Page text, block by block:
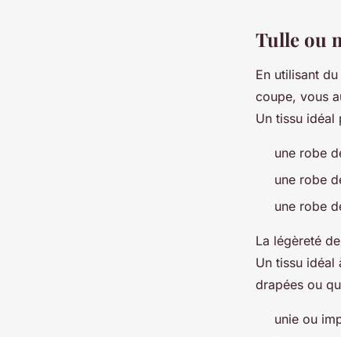
Tulle ou
En utilisant
coupe, vous
Un tissu idéal
une robe
une robe
une robe
La légèreté
Un tissu
drapées ou
unie ou